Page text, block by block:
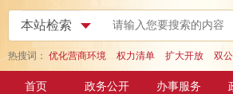
热搜词： 优化营商环境 权力清单 扩大开放 双
首页 政务公开 办事服务